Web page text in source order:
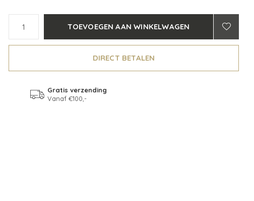
TOEVOEGEN AAN WINKELWAGEN
DIRECT BETALEN
Gratis verzending
Vanaf €100,-